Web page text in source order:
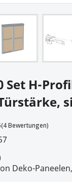
Set H-
Deko-